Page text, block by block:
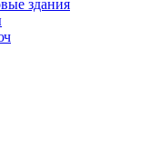
здания